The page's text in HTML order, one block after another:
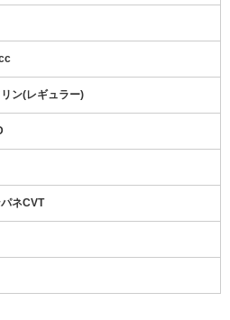
ン(レギュラー)
ネCVT